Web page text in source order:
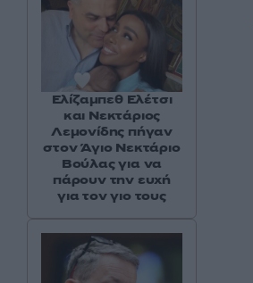
Ελίζαμπεθ Ελέτσι
και Νεκτάριος
Λεμονίδης πήγαν
στον Άγιο Νεκτάριο
Βούλας για να
πάρουν την ευχή
για τον γιο τους